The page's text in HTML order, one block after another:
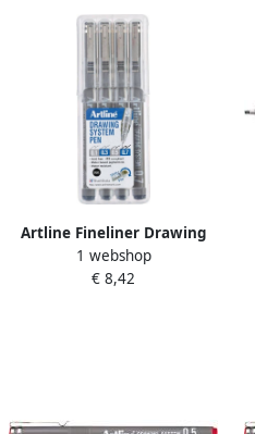
Artline Fineliner Drawing
System etui van 4 stuks: 0 1
0 3 0 5 en 0 7 mm
1 webshop
€ 8,42